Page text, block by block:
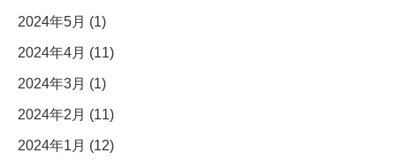
2024年5月 (1)
2024年4月 (11)
2024年3月 (1)
2024年2月 (11)
2024年1月 (12)